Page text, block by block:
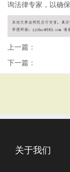
询法律专家，以确
上一篇：
下一篇：
关于我们